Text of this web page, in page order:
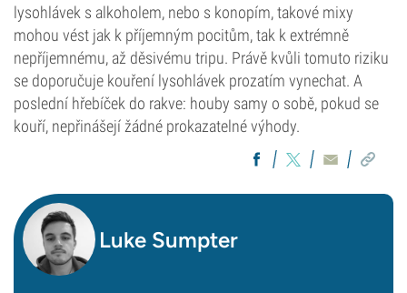
lysohlávek s alkoholem, nebo s konopím, takové mixy
mohou vést jak k příjemným pocitům, tak k extrémně
nepříjemnému, až děsivému tripu. Právě kvůli tomuto riziku
se doporučuje kouření lysohlávek prozatím vynechat. A
poslední hřebíček do rakve: houby samy o sobě, pokud se
kouří, nepřinášejí žádné prokazatelné výhody.
Luke Sumpter